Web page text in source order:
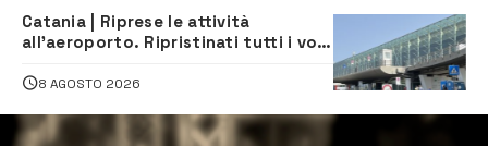
Catania | Riprese le attività
all’aeroporto. Ripristinati tutti i voli
8 AGOSTO 2026